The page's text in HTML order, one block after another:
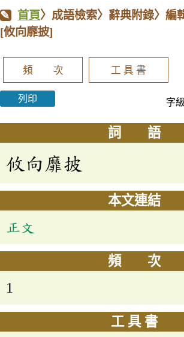
首頁〉成語檢索〉辭典附錄〉編
[攸向靡披]
頻 次 工 具 書
列印 字
詞 語
攸向靡披
本文連結
正文
頻 次
1
工 具 書